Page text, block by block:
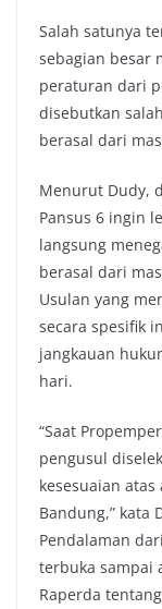
Salah satunya
sebagian besar
peraturan dari
disebutkan
berasal dari
Menurut Dudy,
Pansus 6 ingin
langsung
berasal dari
Usulan yang
secara spesifik
jangkauan
hari.
“Saat
pengusul
kesesuaian
Bandung,” kata
Pendalaman
terbuka sampai
Raperda